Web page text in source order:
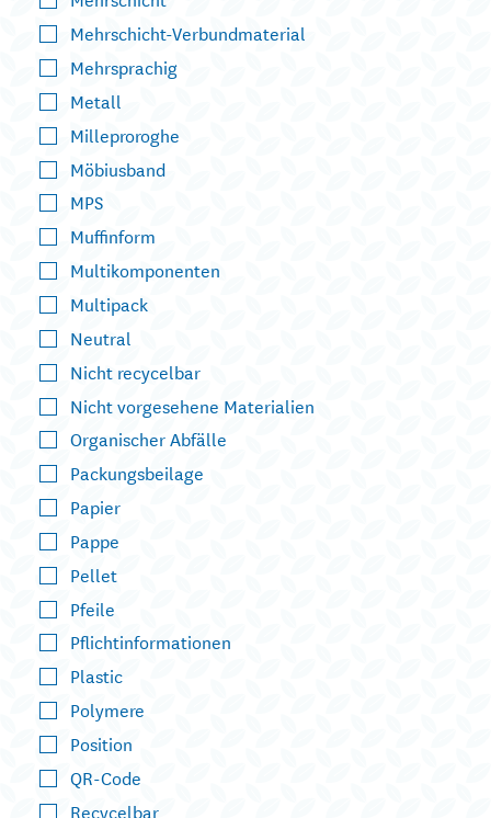
Mehrschicht-Verbundmaterial
Mehrsprachig
Metall
Milleproroghe
Möbiusband
MPS
Muffinform
Multikomponenten
Multipack
Neutral
Nicht recycelbar
Nicht vorgesehene Materialien
Organischer Abfälle
Packungsbeilage
Papier
Pappe
Pellet
Pfeile
Pflichtinformationen
Plastic
Polymere
Position
QR-Code
Recycelbar